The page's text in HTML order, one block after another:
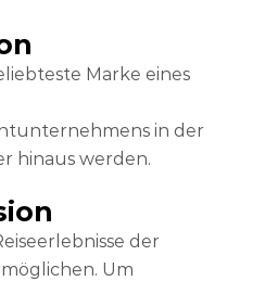
Marke eines
in der
hinaus werden.
der
Um